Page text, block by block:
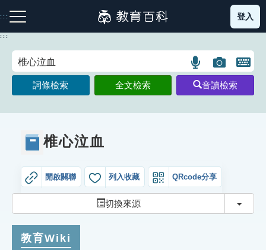
到
主
:::
注音索引圖示 筆畫索引圖示 部首索引表圖示
網站導覽
生字詞彙表
成語故事
登入
:::
語
言
搜
圖
片
搜
開
鍵
詞條檢索 全文檢索 音讀檢索
椎心泣血
開啟關聯 列入收藏 QRcode分享
切換來源 切換
教育Wiki